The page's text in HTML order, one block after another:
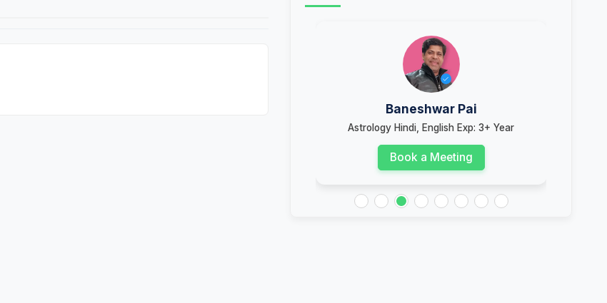
Baneshwar Pai
Astrology Hindi, English Exp: 3+ Year
Book a Meeting